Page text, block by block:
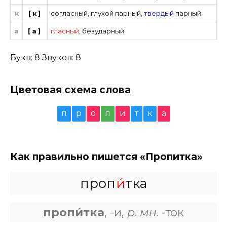
к [к] согласный глухой парный ,твердый парный
а [а] гласный безударный
Букв: 8 Звуков: 8
Цветовая схема слова
п р о п и т к а
Как правильно пишется «Пропитка»
проп и́тка
пропи́тка, -и, р. мн. -ток